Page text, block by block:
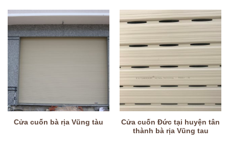
Cửa cuốn bà rịa Vũng tàu
Cửa cuốn Đức tại huyện tân
thành bà rịa Vũng tau